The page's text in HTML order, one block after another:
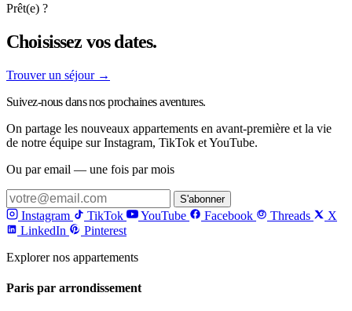
Prêt(e) ?
Choisissez vos dates.
Trouver un séjour →
Suivez-nous dans nos prochaines aventures.
On partage les nouveaux appartements en avant-première et la vie
de notre équipe sur Instagram, TikTok et YouTube.
Ou par email — une fois par mois
S'abonner
Instagram TikTok YouTube Facebook Threads
X
LinkedIn
Pinterest
Explorer nos appartements
Paris par arrondissement